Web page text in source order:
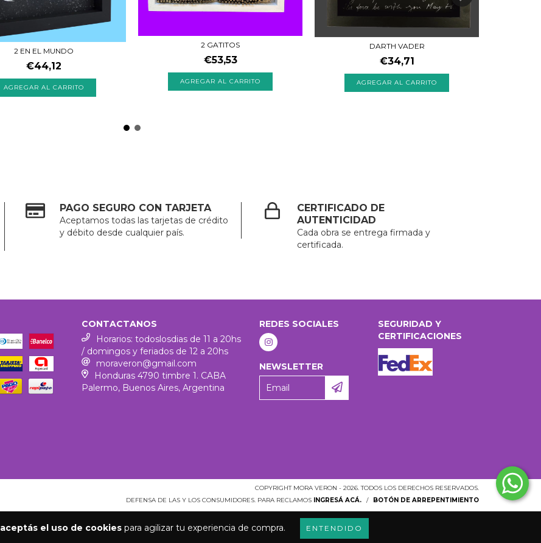
aceptás el uso de cookies para agilizar tu experiencia de compra. ENTENDIDO
2 EN EL MUNDO
€44,12
2 GATITOS
€53,53
DARTH VADER
€34,71
PAGO SEGURO CON TARJETA
Aceptamos todas las tarjetas de crédito
y débito desde cualquier país.
CERTIFICADO DE
AUTENTICIDAD
Cada obra se entrega firmada y
certificada.
CONTACTANOS
Horarios: todoslosdias de 11 a 20hs
/ domingos y feriados de 12 a 20hs
moraveron@gmail.com
Honduras 4790 timbre 1. CABA
Palermo, Buenos Aires, Argentina
REDES SOCIALES
NEWSLETTER
SEGURIDAD Y
CERTIFICACIONES
COPYRIGHT MORA VERON - 2026. TODOS LOS DERECHOS RESERVADOS.
DEFENSA DE LAS Y LOS CONSUMIDORES. PARA RECLAMOS
INGRESÁ ACÁ. / BOTÓN DE ARREPENTIMIENTO